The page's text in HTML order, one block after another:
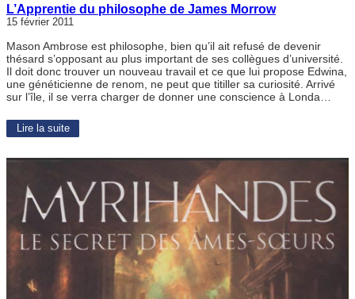
L’Apprentie du philosophe de James Morrow
15 février 2011
Mason Ambrose est philosophe, bien qu’il ait refusé de devenir
thésard s’opposant au plus important de ses collègues d’université.
Il doit donc trouver un nouveau travail et ce que lui propose Edwina,
une généticienne de renom, ne peut que titiller sa curiosité. Arrivé
sur l’île, il se verra charger de donner une conscience à Londa…
Lire la suite